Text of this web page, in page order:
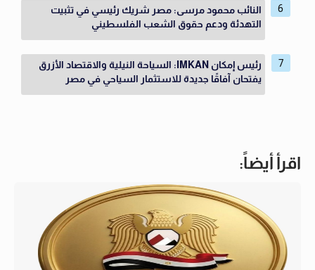
النائب محمود مرسى: مصر شريك رئيسي في تثبيت
التهدئة ودعم حقوق الشعب الفلسطيني
رئيس إمكان IMKAN: السياحة النيلية والاقتصاد الأزرق
يفتحان آفاقًا جديدة للاستثمار السياحي في مصر
اقرأ أيضاً: